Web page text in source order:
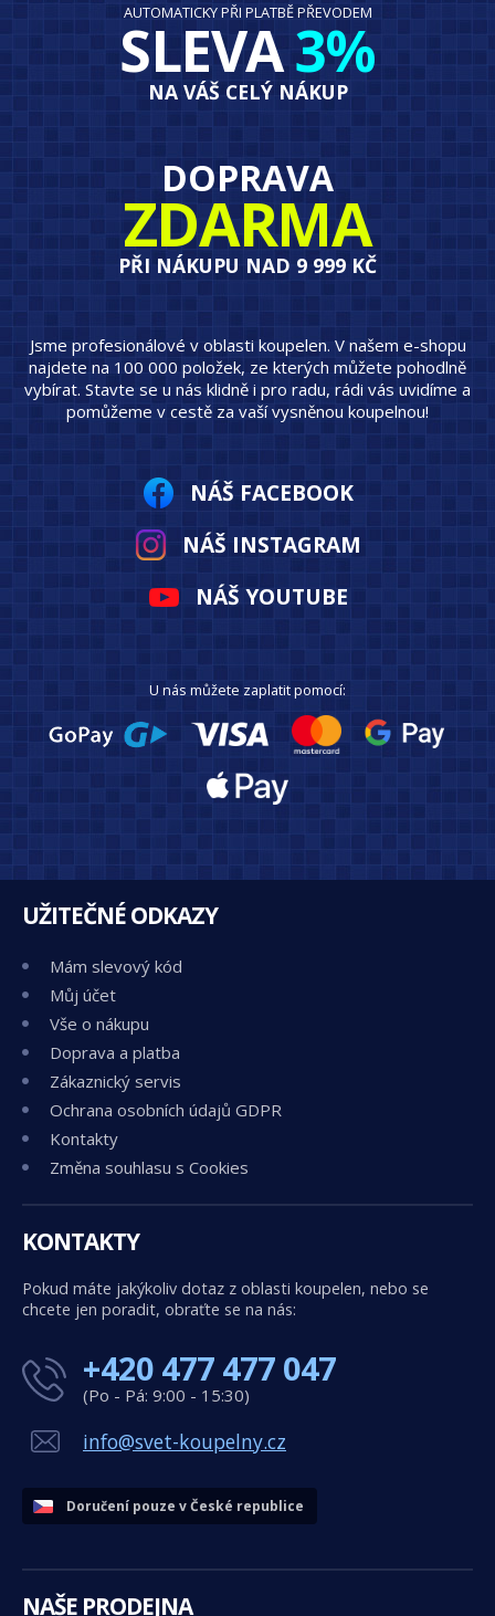
AUTOMATICKY PŘI PLATBĚ PŘEVODEM
SLEVA3%
NA VÁŠ CELÝ NÁKUP
DOPRAVA
ZDARMA
PŘI NÁKUPU NAD 9 999 KČ
Jsme profesionálové v oblasti koupelen. V našem e-shopu
najdete na 100 000 položek, ze kterých můžete pohodlně
vybírat. Stavte se u nás klidně i pro radu, rádi vás uvidíme a
pomůžeme v cestě za vaší vysněnou koupelnou!
NÁŠ FACEBOOK
NÁŠ INSTAGRAM
NÁŠ YOUTUBE
U nás můžete zaplatit pomocí:
UŽITEČNÉ ODKAZY
Mám slevový kód
Můj účet
Vše o nákupu
Doprava a platba
Zákaznický servis
Ochrana osobních údajů GDPR
Kontakty
Změna souhlasu s Cookies
KONTAKTY
Pokud máte jakýkoliv dotaz z oblasti koupelen, nebo se
chcete jen poradit, obraťte se na nás:
+420 477 477 047
(Po - Pá: 9:00 - 15:30)
info@svet-koupelny.cz
Doručení pouze v České republice
NAŠE PRODEJNA